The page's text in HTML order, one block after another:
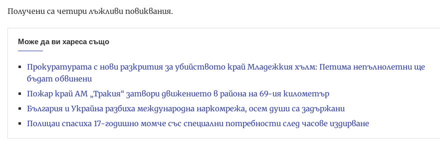
Получени са четири лъжливи повиквания.
Може да ви хареса също
Прокуратурата с нови разкрития за убийството край Младежкия хълм: Петима непълнолетни ще
бъдат обвинени
Пожар край АМ „Тракия“ затвори движението в района на 69-ия километър
България и Украйна разбиха международна наркомрежа, осем души са задържани
Полицаи спасиха 17-годишно момче със специални потребности след часове издирване